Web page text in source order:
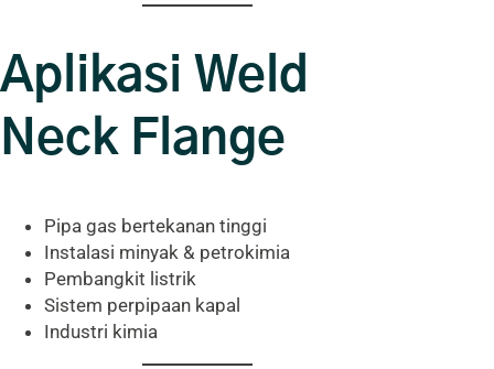
Aplikasi Weld
Neck Flange
Pipa gas bertekanan tinggi
Instalasi minyak & petrokimia
Pembangkit listrik
Sistem perpipaan kapal
Industri kimia